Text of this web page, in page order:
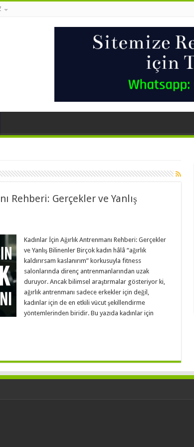
Rehberi: Gerçekler ve Yanlış
Kadınlar İçin Ağırlık Antrenmanı Rehberi: Gerçekler
ve Yanlış Bilinenler Birçok kadın hâlâ “ağırlık
kaldırırsam kaslanırım” korkusuyla fitness
salonlarında direnç antrenmanlarından uzak
duruyor. Ancak bilimsel araştırmalar gösteriyor ki,
ağırlık antrenmanı sadece erkekler için değil,
kadınlar için de en etkili vücut şekillendirme
yöntemlerinden biridir. Bu yazıda kadınlar için